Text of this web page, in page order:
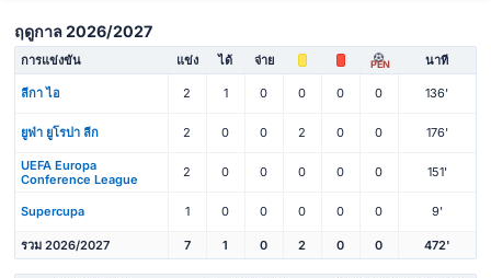
ฤดูกาล 2026/2027
การแข่งขัน แข่ง ได้ จ่าย PEN นาที
ลีกา ไอ 2 1 0 0 0 0 136'
ยูฟ่า ยูโรปา ลีก 2 0 0 2 0 0 176'
UEFA Europa
Conference League
2 0 0 0 0 0 151'
Supercupa 1 0 0 0 0 0 9'
รวม 2026/2027 7 1 0 2 0 0 472'